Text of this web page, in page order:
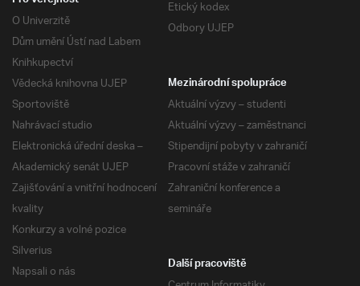
Etický kodex
Odbory UJEP
O Univerzitě
Dům umění Ústí nad Labem
Knihkupectví
Vědecká knihovna UJEP
Sportoviště
Nahrávací studio
Elektronická úřední deska –
Akademický senát UJEP
Zajišťování a vnitřní hodnocení
kvality
Konkurzy a volné pozice
Silverius
Napsali o nás
Mezinárodní spolupráce
Aktuální výzvy – studenti
Aktuální výzvy – zaměstnanci
Stipendijní pobyty v zahraničí
Pracovní stáže v zahraničí
Zahraniční konference a
semináře
Další pracoviště